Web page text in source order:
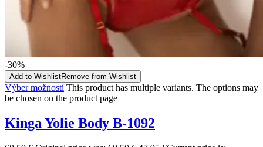
-30%
Add to WishlistRemove from Wishlist
Výber možností This product has multiple variants. The options may
be chosen on the product page
Kinga Yolie Body B-1092